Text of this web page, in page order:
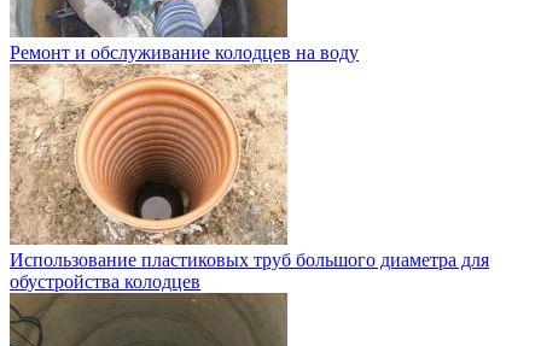
Ремонт и обслуживание колодцев на воду
Использование пластиковых труб большого диаметра для
обустройства колодцев